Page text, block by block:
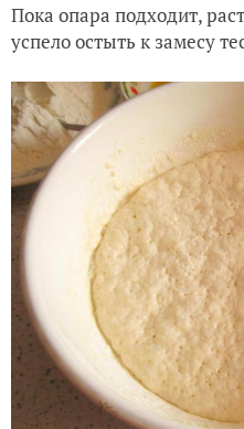
Пока опара подходит,
успело остыть к замесу